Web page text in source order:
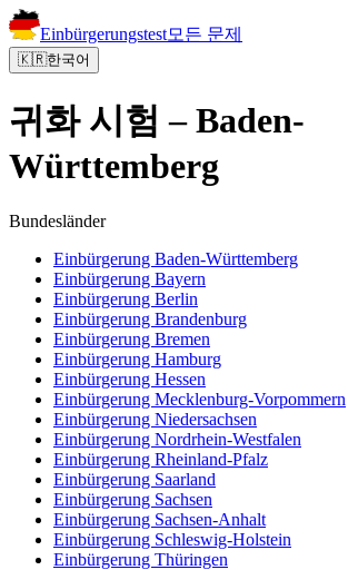
Einbürgerungstest모든 문제
🇰🇷한국어
귀화 시험 – Baden-
Württemberg
Bundesländer
Einbürgerung Baden-Württemberg
Einbürgerung Bayern
Einbürgerung Berlin
Einbürgerung Brandenburg
Einbürgerung Bremen
Einbürgerung Hamburg
Einbürgerung Hessen
Einbürgerung Mecklenburg-Vorpommern
Einbürgerung Niedersachsen
Einbürgerung Nordrhein-Westfalen
Einbürgerung Rheinland-Pfalz
Einbürgerung Saarland
Einbürgerung Sachsen
Einbürgerung Sachsen-Anhalt
Einbürgerung Schleswig-Holstein
Einbürgerung Thüringen